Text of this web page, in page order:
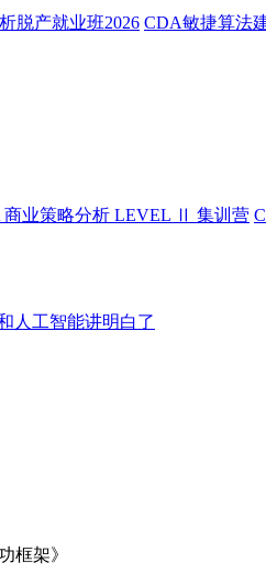
脱产就业班2026 CDA敏捷算法
商业策略分析 LEVEL Ⅱ 集训营
人工智能讲明白了
框架》